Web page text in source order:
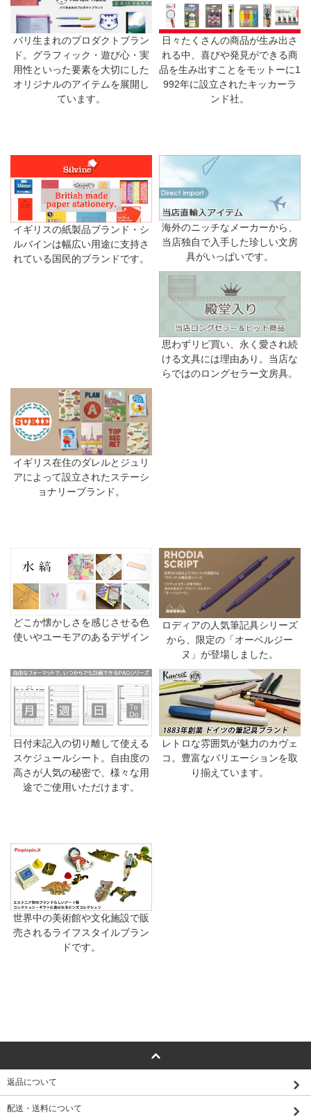
パリ生まれのプロダクトブラン
ド。グラフィック・遊び心・実
用性といった要素を大切にした
オリジナルのアイテムを展開し
ています。
日々たくさんの商品が生み出さ
れる中、喜びや発見ができる商
品を生み出すことをモットーに1
992年に設立されたキッカーラ
ンド社。
イギリスの紙製品ブランド・シ
ルバインは幅広い用途に支持さ
れている国民的ブランドです。
海外のニッチなメーカーから、
当店独自で入手した珍しい文房
具がいっぱいです。
思わずリピ買い、永く愛され続
ける文具には理由あり。当店な
らではのロングセラー文房具。
イギリス在住のダレルとジュリ
アによって設立されたステーシ
ョナリーブランド。
どこか懐かしさを感じさせる色
使いやユーモアのあるデザイン
ロディアの人気筆記具シリーズ
から、限定の「オーベルジー
ヌ」が登場しました。
日付未記入の切り離して使える
スケジュールシート。自由度の
高さが人気の秘密で、様々な用
途でご使用いただけます。
レトロな雰囲気が魅力のカヴェ
コ。豊富なバリエーションを取
り揃えています。
世界中の美術館や文化施設で販
売されるライフスタイルブラン
ドです。
返品について
配送・送料について